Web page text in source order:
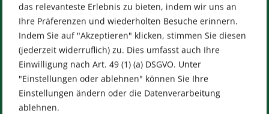
das relevanteste Erlebnis zu bieten, indem wir uns an
Ihre Präferenzen und wiederholten Besuche erinnern.
Indem Sie auf "Akzeptieren" klicken, stimmen Sie diesen
(jederzeit widerruflich) zu. Dies umfasst auch Ihre
Einwilligung nach Art. 49 (1) (a) DSGVO. Unter
"Einstellungen oder ablehnen" können Sie Ihre
Einstellungen ändern oder die Datenverarbeitung
ablehnen.
RECHTLICHES
Impressum AGB
Datenschutz
[wt_cli_manage_consent]
Designed byDilly